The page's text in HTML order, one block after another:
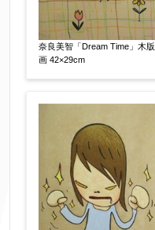
その他 【任意】
奈良美智「Dream Time」木版
画 42×29cm